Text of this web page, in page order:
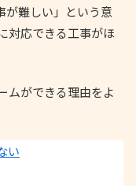
が難しい」という意
対応できる工事がほ
ムができる理由をよ
い